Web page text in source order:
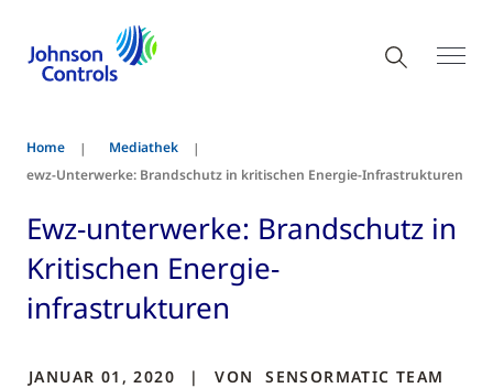
Home
Mediathek
ewz-Unterwerke: Brandschutz in kritischen Energie-Infrastrukturen
Ewz-unterwerke: Brandschutz in
Kritischen Energie-
infrastrukturen
JANUAR 01, 2020 VON SENSORMATIC TEAM